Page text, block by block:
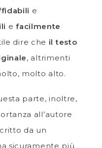
e
efacilmente
dire che il testo
, altrimenti
molto alto.
parte, inoltre,
all’autore
da un
sicuramente più